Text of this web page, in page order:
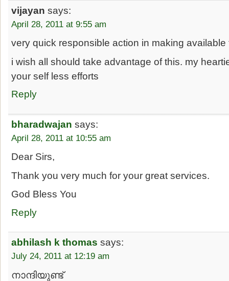
vijayan says:
April 28, 2011 at 9:55 am
very quick responsible action in making available
i wish all should take advantage of this. my
your self less efforts
Reply
bharadwajan says:
April 28, 2011 at 10:55 am
Dear Sirs,
Thank you very much for your great services.
God Bless You
Reply
abhilash k thomas says:
July 24, 2011 at 12:19 am
നാന്ദിയുണ്ട്